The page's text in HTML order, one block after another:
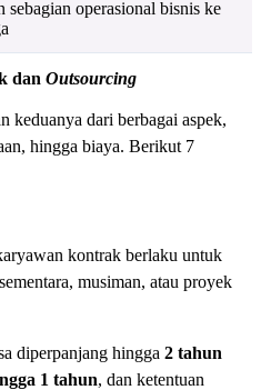
sebagian operasional bisnis ke
dan Outsourcing
keduanya dari berbagai aspek,
hingga biaya. Berikut 7
kontrak berlaku untuk
musiman, atau proyek
diperpanjang hingga 2 tahun
1 tahun, dan ketentuan